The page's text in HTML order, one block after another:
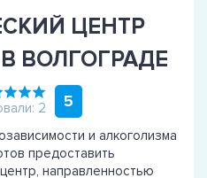
ЦЕНТР
ВОЛГОГРАДЕ
2 5
и алкоголизма
предоставить
направленностью